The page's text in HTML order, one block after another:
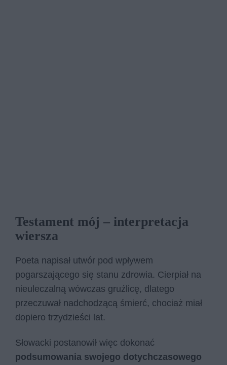
Testament mój – interpretacja
wiersza
Poeta napisał utwór pod wpływem
pogarszającego się stanu zdrowia. Cierpiał na
nieuleczalną wówczas gruźlicę, dlatego
przeczuwał nadchodzącą śmierć, chociaż miał
dopiero trzydzieści lat.
Słowacki postanowił więc dokonać
podsumowania swojego dotychczasowego